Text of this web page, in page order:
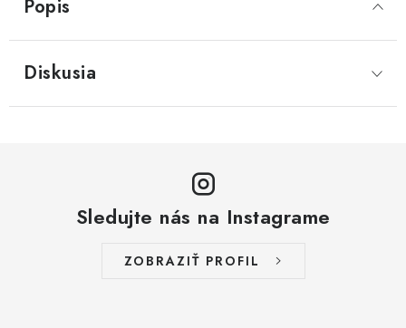
Popis
Diskusia
Sledujte nás na Instagrame
ZOBRAZIŤ PROFIL